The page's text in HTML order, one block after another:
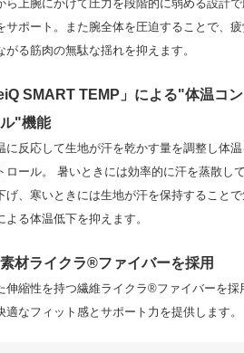
ら上腕にかけて圧力を段階的に弱める設計
サポート。また腕全体を圧迫することで、
がる筋肉の無駄な揺れを抑えます。
SMART TEMP」による"体温コン
"機能
に反応して生地が汗を乾かす量を調整し体温
ロール。 暑いときには効率的に汗を蒸散し
げ、寒いときには生地が汗を保持すること
よる体温低下を抑えます。
材ライクラ®ファイバーを採用
伸縮性を持つ繊維ライクラ®ファイバーを採
適なフィット感とサポート力を提供します。